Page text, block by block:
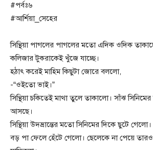
#পর্বঃ৬
#আর্শিয়া_সেহের
সিন্থিয়া পাগলের পাগলের মতো এদিক ওদিক
কলিজার টুকরাকেই খুঁজে যাচ্ছে।
হঠাৎ করেই মাহিম কিছুটা জোরে বললো,
-“ওইতো ভাই।”
সিন্থিয়া চকিতেই মাথা তুলে তাকালো। সাঁঝ
আসছে।
সিন্থিয়া উদ্ভ্রান্তের মতো সিনিমের দিকে ছুটে
বড় পা ফেলে হেঁটে গেলো।‌ ছেলেকে না পেয়ে